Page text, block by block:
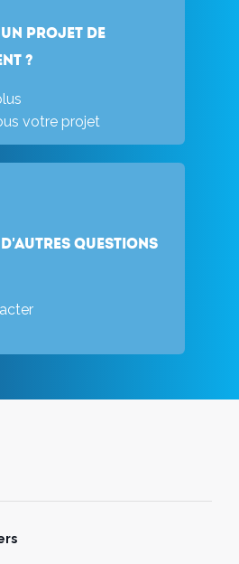
un projet de
?
votre projet
d'autres questions